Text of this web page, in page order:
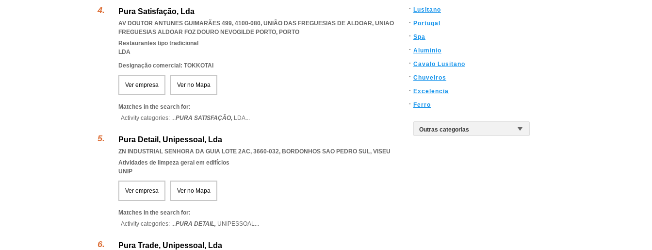
Pura Satisfação, Lda
AV DOUTOR ANTUNES GUIMARÃES 499, 4100-080, UNIÃO DAS FREGUESIAS DE ALDOAR, UNIAO
FREGUESIAS ALDOAR FOZ DOURO NEVOGILDE PORTO, PORTO
Restaurantes tipo tradicional
LDA
Designação comercial: TOKKOTAI
Ver empresa Ver no Mapa
Matches in the search for:
Activity categories: ...PURA SATISFAÇÃO, LDA...
Pura Detail, Unipessoal, Lda
ZN INDUSTRIAL SENHORA DA GUIA LOTE 2AC, 3660-032, BORDONHOS SAO PEDRO SUL, VISEU
Atividades de limpeza geral em edifícios
UNIP
Ver empresa Ver no Mapa
Matches in the search for:
Activity categories: ...PURA DETAIL, UNIPESSOAL...
Pura Trade, Unipessoal, Lda
Lusitano
Portugal
Spa
Aluminio
Cavalo Lusitano
Chuveiros
Excelencia
Ferro